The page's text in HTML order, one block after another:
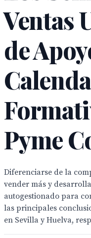
Ventas
de
Pyme
Diferenciarse de la
vender más y
autogestionado para
las principales
en Sevilla y Huelva,